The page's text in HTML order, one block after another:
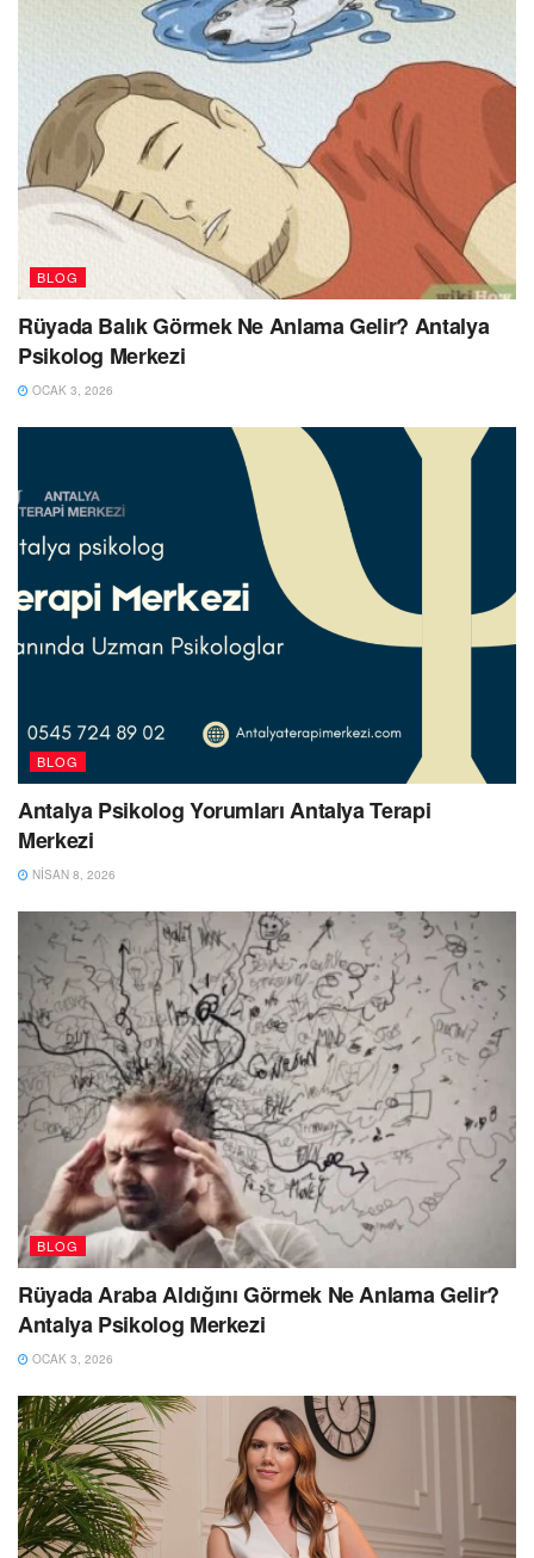
BLOG
Rüyada Balık Görmek Ne Anlama Gelir? Antalya
Psikolog Merkezi
OCAK 3, 2026
BLOG
Antalya Psikolog Yorumları Antalya Terapi
Merkezi
NISAN 8, 2026
BLOG
Rüyada Araba Aldığını Görmek Ne Anlama Gelir?
Antalya Psikolog Merkezi
OCAK 3, 2026